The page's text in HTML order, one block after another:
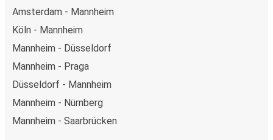
Amsterdam - Mannheim
Köln - Mannheim
Mannheim - Düsseldorf
Mannheim - Praga
Düsseldorf - Mannheim
Mannheim - Nürnberg
Mannheim - Saarbrücken